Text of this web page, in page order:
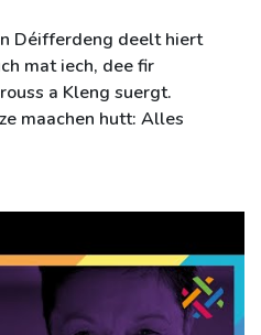
Déifferdeng deelt hiert
mat iech, dee fir
a Kleng suergt.
maachen hutt: Alles